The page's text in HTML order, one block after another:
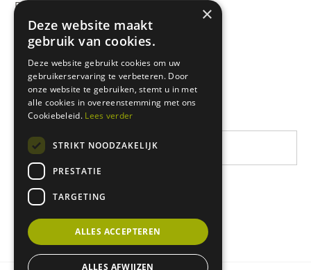
Rikolto International
Zuid-Oost Azië
West-Afrika
Latijns-Amerika
×
Deze website maakt
gebruik van cookies.
Deze website gebruikt cookies om uw
gebruikerservaring te verbeteren. Door
onze website te gebruiken, stemt u in met
alle cookies in overeenstemming met ons
Cookiebeleid. Lees verder
STRIKT NOODZAKELIJK
PRESTATIE
TARGETING
ALLES ACCEPTEREN
ALLES AFWIJZEN